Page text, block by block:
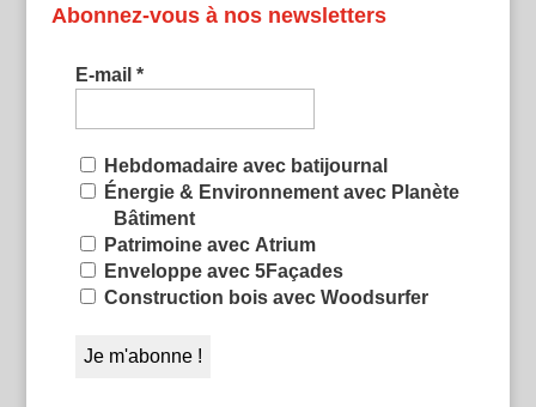
Abonnez-vous à nos newsletters
E-mail *
Hebdomadaire avec batijournal
Énergie & Environnement avec Planète
Bâtiment
Patrimoine avec Atrium
Enveloppe avec 5Façades
Construction bois avec Woodsurfer